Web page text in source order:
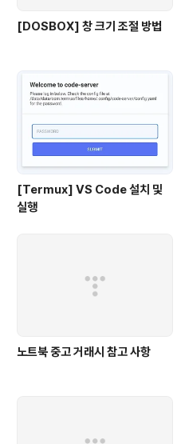
[DOSBOX] 창 크기 조절 방법
[Termux] VS Code 설치 및
실행
노트북 중고 거래시 참고 사항